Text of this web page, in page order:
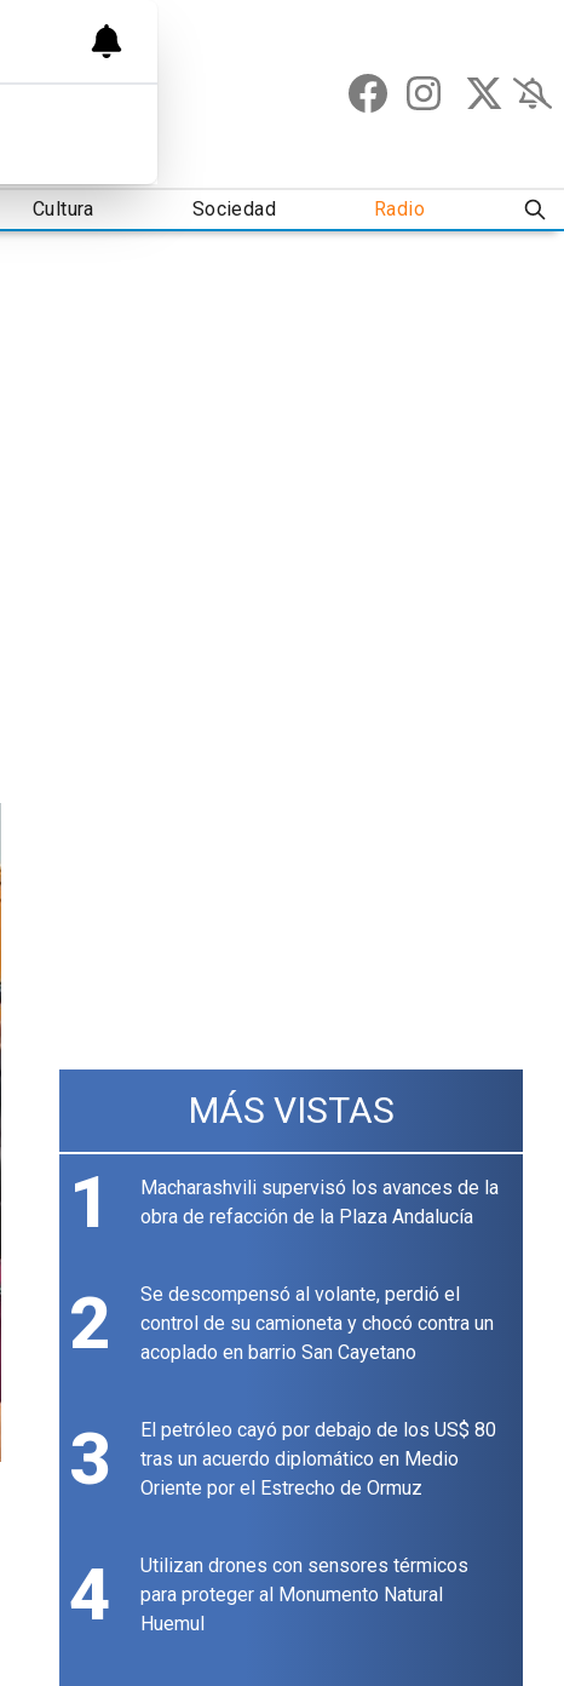
Cultura Sociedad Radio
MÁS VISTAS
1
Macharashvili supervisó los avances de la
obra de refacción de la Plaza Andalucía
2
Se descompensó al volante, perdió el
control de su camioneta y chocó contra un
acoplado en barrio San Cayetano
3
El petróleo cayó por debajo de los US$ 80
tras un acuerdo diplomático en Medio
Oriente por el Estrecho de Ormuz
4
Utilizan drones con sensores térmicos
para proteger al Monumento Natural
Huemul